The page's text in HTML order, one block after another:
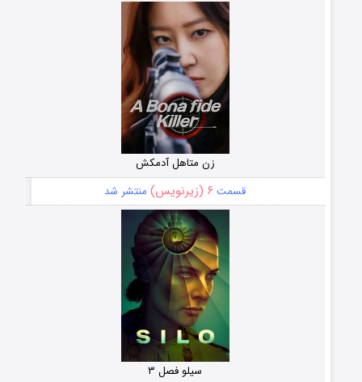
زن متاهل آدمکش
قسمت ۶ (زیرنویس) منتشر شد
سیلو فصل ۳